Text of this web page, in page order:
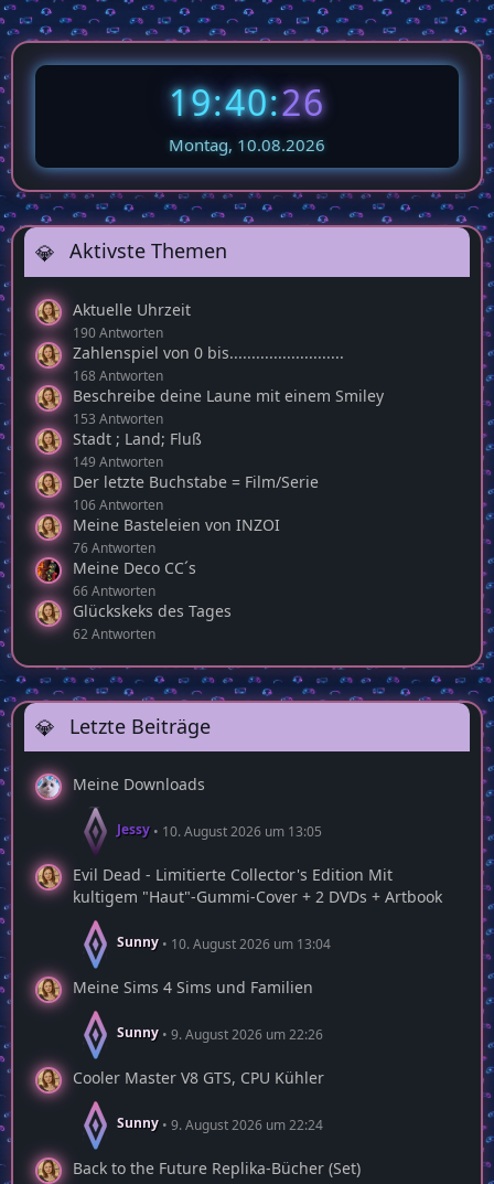
19:40:27
Montag, 10.08.2026
Aktivste Themen
Aktuelle Uhrzeit
190 Antworten
Zahlenspiel von 0 bis..........................
168 Antworten
Beschreibe deine Laune mit einem Smiley
153 Antworten
Stadt ; Land; Fluß
149 Antworten
Der letzte Buchstabe = Film/Serie
106 Antworten
Meine Basteleien von INZOI
76 Antworten
Meine Deco CC´s
66 Antworten
Glückskeks des Tages
62 Antworten
Letzte Beiträge
Meine Downloads
Jessy 10. August 2026 um 13:05
Evil Dead - Limitierte Collector's Edition Mit
kultigem "Haut"-Gummi-Cover + 2 DVDs + Artbook
Sunny 10. August 2026 um 13:04
Meine Sims 4 Sims und Familien
Sunny 9. August 2026 um 22:26
Cooler Master V8 GTS, CPU Kühler
Sunny 9. August 2026 um 22:24
Back to the Future Replika-Bücher (Set)